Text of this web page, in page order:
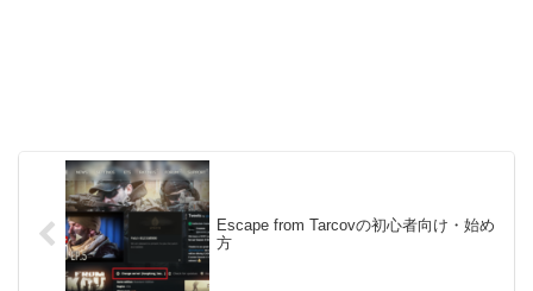
Escape from Tarcovの初心者向け・始め
方